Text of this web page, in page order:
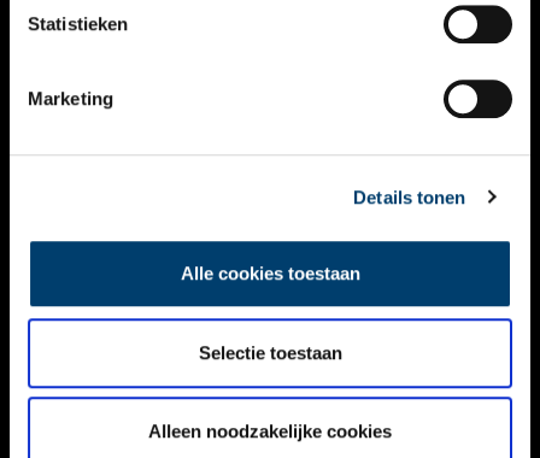
Statistieken
Marketing
Details tonen
Alle cookies toestaan
Selectie toestaan
Alleen noodzakelijke cookies
NIEUWSBRIEF
DISCLAIMER
TOEGANKELIJKHEID
Volg ONH op social media